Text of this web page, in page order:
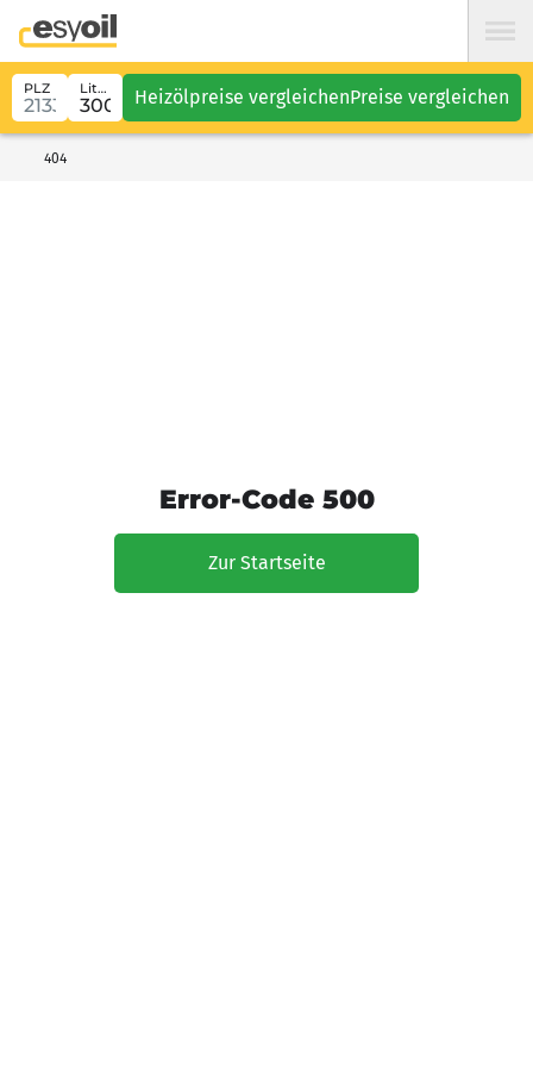
PLZ Liter Heizölpreise vergleichenPreise vergleichen
404
Error-Code 500
Zur Startseite